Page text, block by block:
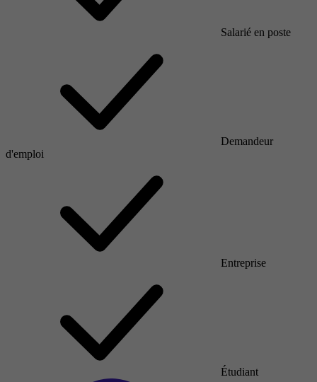
Salarié en poste
Demandeur
d'emploi
Entreprise
Étudiant